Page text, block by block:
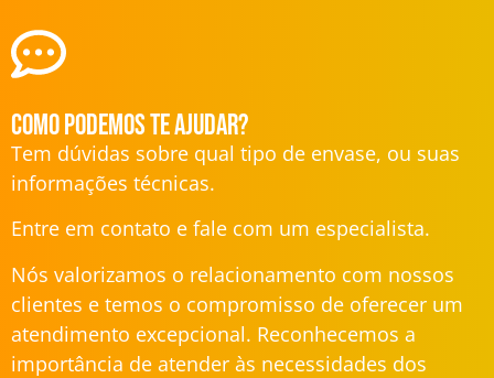
Como podemos te ajudar?
Tem dúvidas sobre qual tipo de envase, ou suas
informações técnicas.
Entre em contato e fale com um especialista.
Nós valorizamos o relacionamento com nossos
clientes e temos o compromisso de oferecer um
atendimento excepcional. Reconhecemos a
importância de atender às necessidades dos